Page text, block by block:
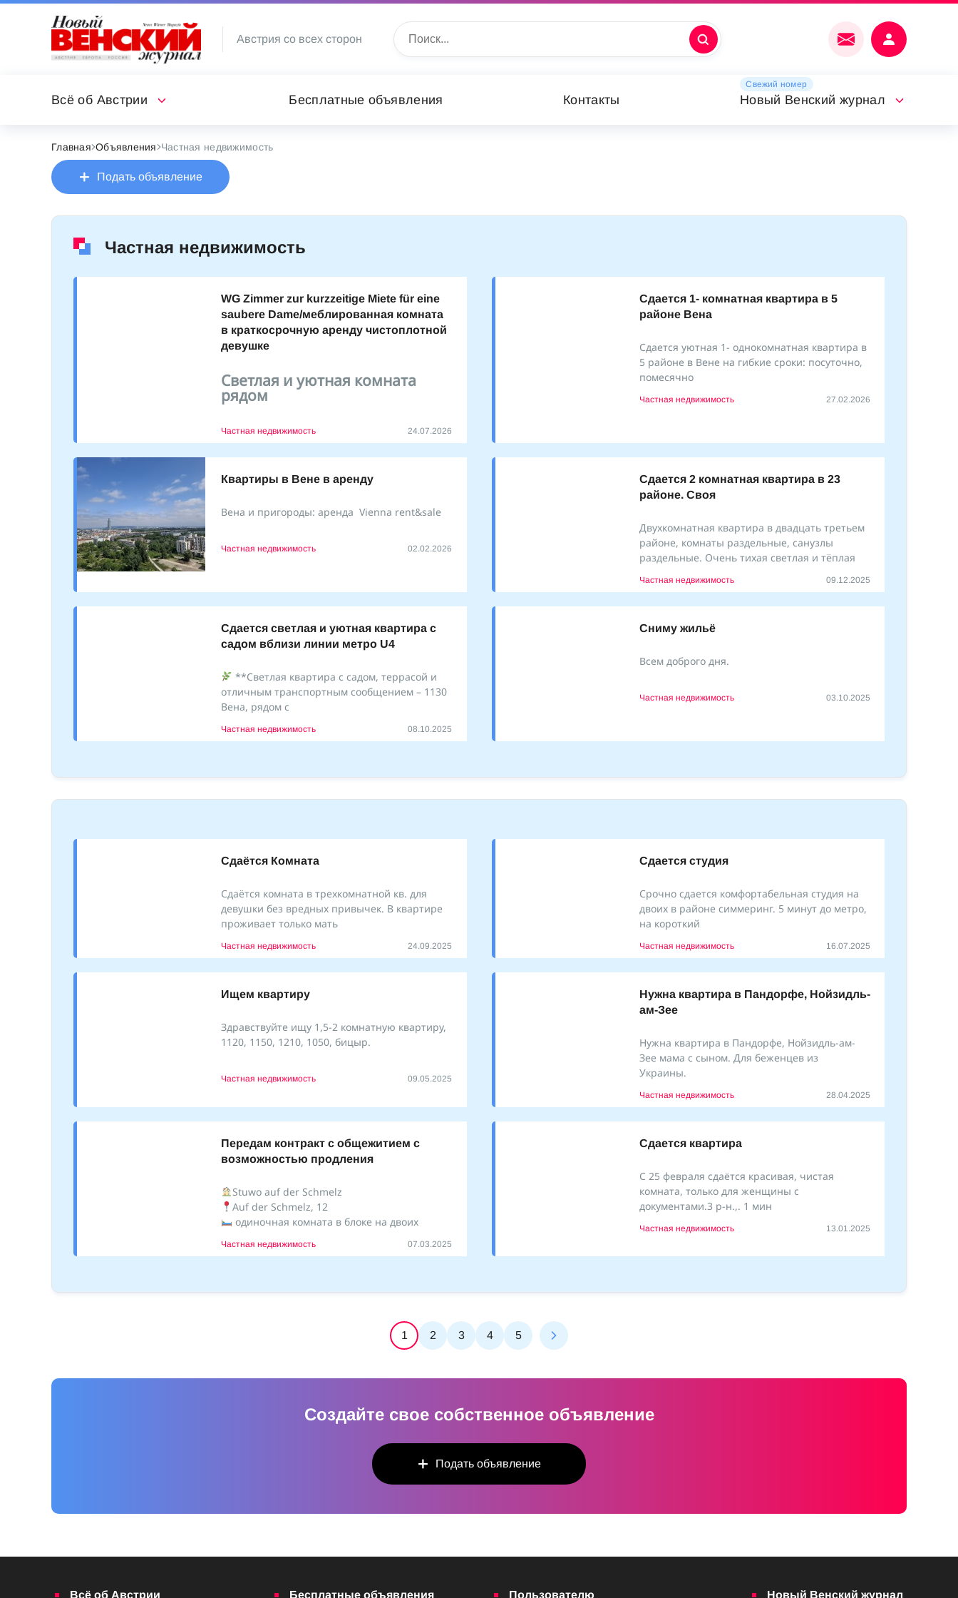
Австрия со всех сторон
Всё об Австрии Бесплатные объявления Контакты
Свежий номер
Новый Венский журнал
Главная Объявления Частная недвижимость
Подать объявление
Частная недвижимость
WG Zimmer zur kurzzeitige Miete für eine
saubere Dame/меблированная комната
в краткосрочную аренду чистоплотной
девушке
Светлая и уютная комната
рядом
Частная недвижимость 24.07.2026
Сдается 1- комнатная квартира в 5
районе Вена
Сдается уютная 1- однокомнатная квартира в
5 районе в Вене на гибкие сроки: посуточно,
помесячно
Частная недвижимость 27.02.2026
Квартиры в Вене в аренду
Вена и пригороды: аренда Vienna rent&sale
Частная недвижимость 02.02.2026
Сдается 2 комнатная квартира в 23
районе. Своя
Двухкомнатная квартира в двадцать третьем
районе, комнаты раздельные, санузлы
раздельные. Очень тихая светлая и тёплая
Частная недвижимость 09.12.2025
Сдается светлая и уютная квартира с
садом вблизи линии метро U4
**Светлая квартира с садом, террасой и
отличным транспортным сообщением – 1130
Вена, рядом с
Частная недвижимость 08.10.2025
Сниму жильё
Всем доброго дня.
Частная недвижимость 03.10.2025
Сдаëтся Комната
Сдаëтся комната в трехкомнатной кв. для
девушки без вредных привычек. В квартире
проживает только мать
Частная недвижимость 24.09.2025
Сдается студия
Срочно сдается комфортабельная студия на
двоих в районе симмеринг. 5 минут до метро,
на короткий
Частная недвижимость 16.07.2025
Ищем квартиру
Здравствуйте ищу 1,5-2 комнатную квартиру,
1120, 1150, 1210, 1050, бицыр.
Частная недвижимость 09.05.2025
Нужна квартира в Пандорфе, Нойзидль-
ам-Зее
Нужна квартира в Пандорфе, Нойзидль-ам-
Зее мама с сыном. Для беженцев из
Украины.
Частная недвижимость 28.04.2025
Передам контракт с общежитием с
возможностью продления
Stuwo auf der Schmelz
Auf der Schmelz, 12
одиночная комната в блоке на двоих
Частная недвижимость 07.03.2025
Сдается квартира
С 25 февраля сдаётся красивая, чистая
комната, только для женщины с
документами.3 р-н.,. 1 мин
Частная недвижимость 13.01.2025
1 2 3 4 5
Создайте свое собственное объявление
Подать объявление
Всё об Австрии Бесплатные объявления Пользователю Новый Венский журнал